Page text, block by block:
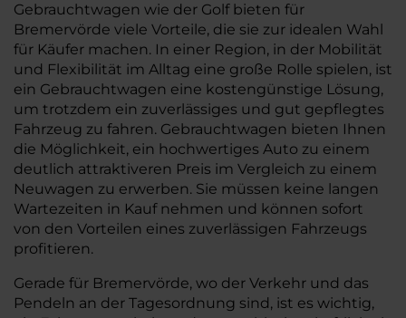
Gebrauchtwagen wie der Golf bieten für
Bremervörde viele Vorteile, die sie zur idealen Wahl
für Käufer machen. In einer Region, in der Mobilität
und Flexibilität im Alltag eine große Rolle spielen, ist
ein Gebrauchtwagen eine kostengünstige Lösung,
um trotzdem ein zuverlässiges und gut gepflegtes
Fahrzeug zu fahren. Gebrauchtwagen bieten Ihnen
die Möglichkeit, ein hochwertiges Auto zu einem
deutlich attraktiveren Preis im Vergleich zu einem
Neuwagen zu erwerben. Sie müssen keine langen
Wartezeiten in Kauf nehmen und können sofort
von den Vorteilen eines zuverlässigen Fahrzeugs
profitieren.
Gerade für Bremervörde, wo der Verkehr und das
Pendeln an der Tagesordnung sind, ist es wichtig,